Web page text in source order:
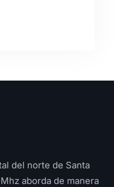
del norte de Santa
aborda de manera